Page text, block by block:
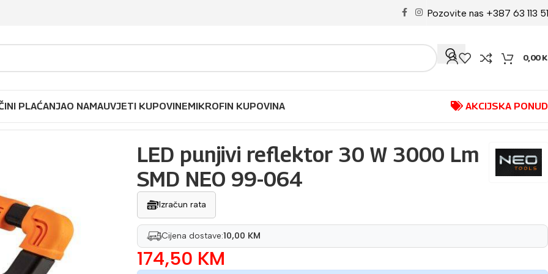
Pozovite nas +387 63 113
0,00
PLAĆANJAO NAMAUVJETI KUPOVINEMIKROFIN KUPOVINA AKCIJSKA
LED punjivi reflektor 30 W 3000 Lm
SMD NEO 99-064
Izračun rata
Cijena dostave:10,00 KM
174,50 KM